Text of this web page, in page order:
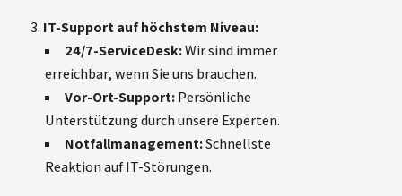
IT-Support auf höchstem Niveau:
24/7-ServiceDesk:Wir sind immer
erreichbar, wenn Sie uns brauchen.
Vor-Ort-Support:Persönliche
Unterstützung durch unsere Experten.
Notfallmanagement:Schnellste
Reaktion auf IT-Störungen.